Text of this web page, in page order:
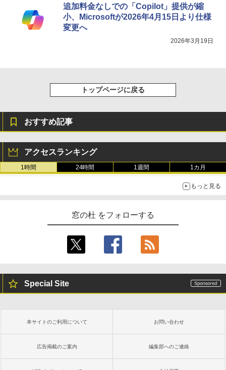
追加料金なしでの「Copilot」提供が縮
小、Microsoftが2026年4月15日より仕様
変更へ
2026年3月19日
トップページに戻る
おすすめ記事
アクセスランキング
1時間 24時間 1週間 1カ月
もっと見る
窓の杜 をフォローする
Special Site
本サイトのご利用について お問い合わせ
広告掲載のご案内 編集部へのご連絡